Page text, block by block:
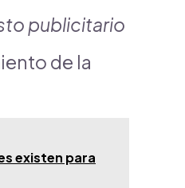
publicitario
de la
existen para